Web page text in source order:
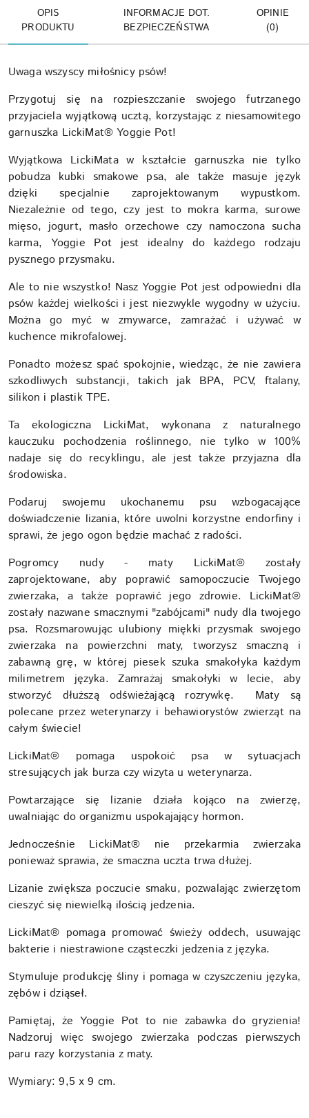
OPIS
PRODUKTU
INFORMACJE DOT.
BEZPIECZEŃSTWA
OPINIE
(0)
Uwaga wszyscy miłośnicy psów!
Przygotuj się na rozpieszczanie swojego futrzanego
przyjaciela wyjątkową ucztą, korzystając z niesamowitego
garnuszka LickiMat® Yoggie Pot!
Wyjątkowa LickiMata w kształcie garnuszka nie tylko
pobudza kubki smakowe psa, ale także masuje język
dzięki specjalnie zaprojektowanym wypustkom.
Niezależnie od tego, czy jest to mokra karma, surowe
mięso, jogurt, masło orzechowe czy namoczona sucha
karma, Yoggie Pot jest idealny do każdego rodzaju
pysznego przysmaku.
Ale to nie wszystko! Nasz Yoggie Pot jest odpowiedni dla
psów każdej wielkości i jest niezwykle wygodny w użyciu.
Można go myć w zmywarce, zamrażać i używać w
kuchence mikrofalowej.
Ponadto możesz spać spokojnie, wiedząc, że nie zawiera
szkodliwych substancji, takich jak BPA, PCV, ftalany,
silikon i plastik TPE.
Ta ekologiczna LickiMat, wykonana z naturalnego
kauczuku pochodzenia roślinnego, nie tylko w 100%
nadaje się do recyklingu, ale jest także przyjazna dla
środowiska.
Podaruj swojemu ukochanemu psu wzbogacające
doświadczenie lizania, które uwolni korzystne endorfiny i
sprawi, że jego ogon będzie machać z radości.
Pogromcy nudy - maty LickiMat® zostały
zaprojektowane, aby poprawić samopoczucie Twojego
zwierzaka, a także poprawić jego zdrowie. LickiMat®
zostały nazwane smacznymi "zabójcami" nudy dla twojego
psa. Rozsmarowując ulubiony miękki przysmak swojego
zwierzaka na powierzchni maty, tworzysz smaczną i
zabawną grę, w której piesek szuka smakołyka każdym
milimetrem języka. Zamrażaj smakołyki w lecie, aby
stworzyć dłuższą odświeżającą rozrywkę. Maty są
polecane przez weterynarzy i behawiorystów zwierząt na
całym świecie!
LickiMat® pomaga uspokoić psa w sytuacjach
stresujących jak burza czy wizyta u weterynarza.
Powtarzające się lizanie działa kojąco na zwierzę,
uwalniając do organizmu uspokajający hormon.
Jednocześnie LickiMat® nie przekarmia zwierzaka
ponieważ sprawia, że ​smaczna uczta trwa dłużej.
Lizanie zwiększa poczucie smaku, pozwalając zwierzętom
cieszyć się niewielką ilością jedzenia.
LickiMat® pomaga promować świeży oddech, usuwając
bakterie i niestrawione cząsteczki jedzenia z języka.
Stymuluje produkcję śliny i pomaga w czyszczeniu języka,
zębów i dziąseł.
Pamiętaj, że Yoggie Pot to nie zabawka do gryzienia!
Nadzoruj więc swojego zwierzaka podczas pierwszych
paru razy korzystania z maty.
Wymiary: 9,5 x 9 cm.